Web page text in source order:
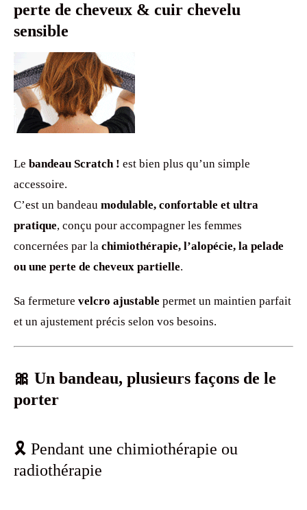
perte de cheveux & cuir chevelu
sensible
Le bandeau Scratch ! est bien plus qu’un simple
accessoire.
C’est un bandeau modulable, confortable et ultra
pratique, conçu pour accompagner les femmes
concernées par la chimiothérapie, l’alopécie, la pelade
ou une perte de cheveux partielle.
Sa fermeture velcro ajustable permet un maintien parfait
et un ajustement précis selon vos besoins.
🎀 Un bandeau, plusieurs façons de le
porter
🎗️ Pendant une chimiothérapie ou
radiothérapie